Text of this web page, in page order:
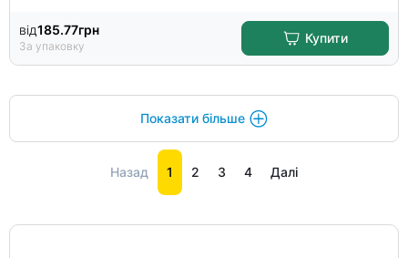
від185.77грн
За упаковку
Купити
Показати більше
Назад 1 2 3 4 Далі